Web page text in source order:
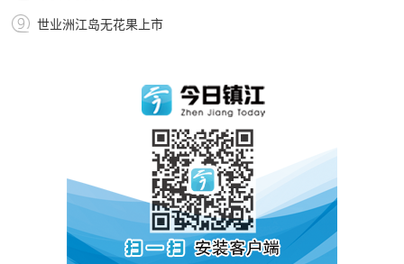
世业洲江岛无花果上市